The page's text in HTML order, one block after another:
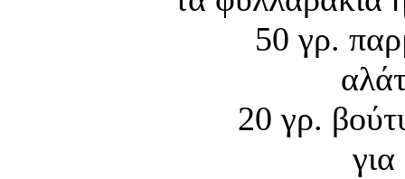
50 γρ.
20 γρ.